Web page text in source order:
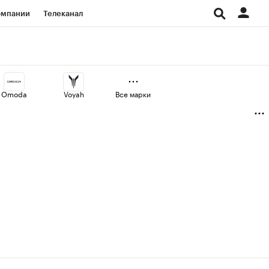
Телеканал
Проверка контрагентов
Omoda Voyah Все марки